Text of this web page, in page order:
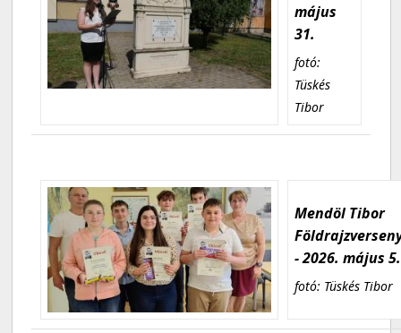
május
31.
fotó:
Tüskés
Tibor
Mendöl Tibor
- 2026. május 5.
fotó: Tüskés Tibor